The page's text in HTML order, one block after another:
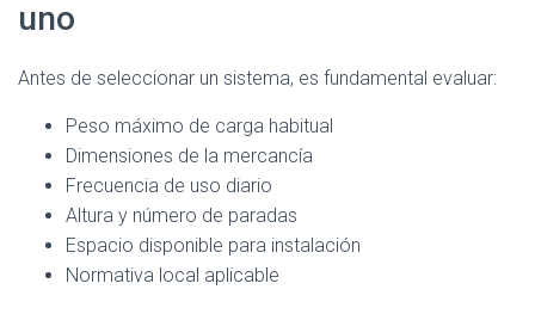
uno
Antes de seleccionar un sistema, es fundamental evaluar:
Peso máximo de carga habitual
Dimensiones de la mercancía
Frecuencia de uso diario
Altura y número de paradas
Espacio disponible para instalación
Normativa local aplicable